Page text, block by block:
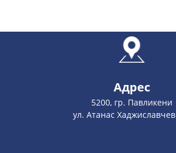
Адрес
5200, гр. Павликени
ул. Атанас